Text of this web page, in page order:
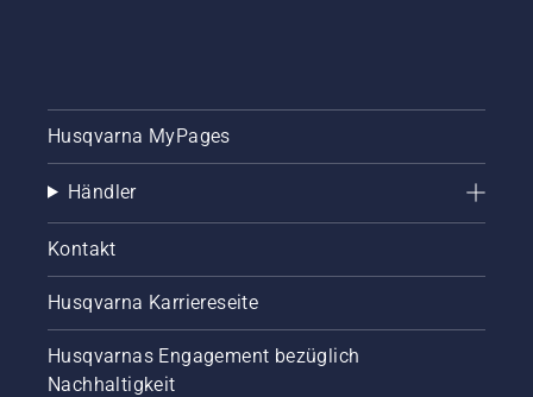
Husqvarna MyPages
Händler
Kontakt
Husqvarna Karriereseite
Husqvarnas Engagement bezüglich
Nachhaltigkeit